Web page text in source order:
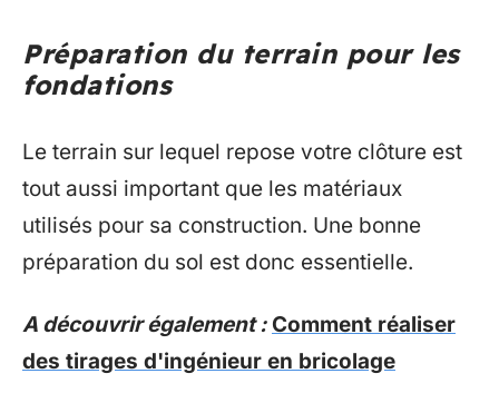
Préparation du terrain pour les
fondations
Le terrain sur lequel repose votre clôture est
tout aussi important que les matériaux
utilisés pour sa construction. Une bonne
préparation du sol est donc essentielle.
A découvrir également : Comment réaliser
des tirages d'ingénieur en bricolage